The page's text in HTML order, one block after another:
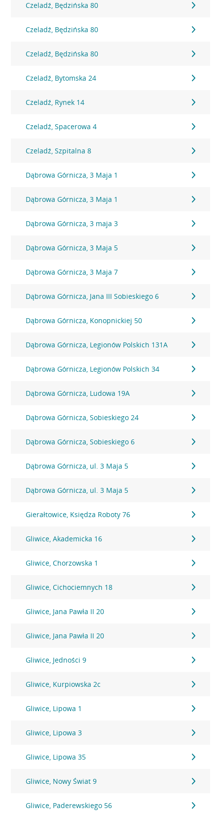
Czeladź, Będzińska 80
Czeladź, Będzińska 80
Czeladź, Będzińska 80
Czeladź, Bytomska 24
Czeladź, Rynek 14
Czeladź, Spacerowa 4
Czeladź, Szpitalna 8
Dąbrowa Górnicza, 3 Maja 1
Dąbrowa Górnicza, 3 Maja 1
Dąbrowa Górnicza, 3 maja 3
Dąbrowa Górnicza, 3 Maja 5
Dąbrowa Górnicza, 3 Maja 7
Dąbrowa Górnicza, Jana III Sobieskiego 6
Dąbrowa Górnicza, Konopnickiej 50
Dąbrowa Górnicza, Legionów Polskich 131A
Dąbrowa Górnicza, Legionów Polskich 34
Dąbrowa Górnicza, Ludowa 19A
Dąbrowa Górnicza, Sobieskiego 24
Dąbrowa Górnicza, Sobieskiego 6
Dąbrowa Górnicza, ul. 3 Maja 5
Dąbrowa Górnicza, ul. 3 Maja 5
Gierałtowice, Księdza Roboty 76
Gliwice, Akademicka 16
Gliwice, Chorzowska 1
Gliwice, Cichociemnych 18
Gliwice, Jana Pawła II 20
Gliwice, Jana Pawła II 20
Gliwice, Jedności 9
Gliwice, Kurpiowska 2c
Gliwice, Lipowa 1
Gliwice, Lipowa 3
Gliwice, Lipowa 35
Gliwice, Nowy Świat 9
Gliwice, Paderewskiego 56